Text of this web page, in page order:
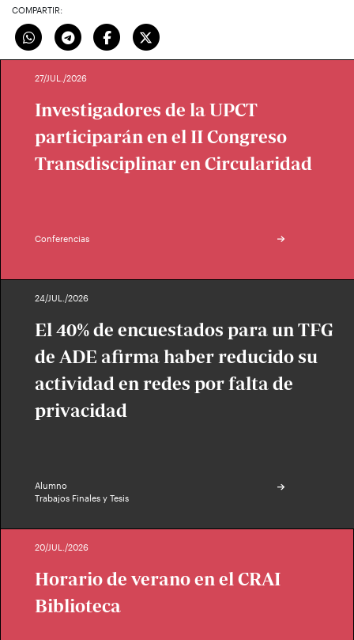
COMPARTIR:
27/JUL./2026
Investigadores de la UPCT
participarán en el II Congreso
Transdisciplinar en Circularidad
Conferencias
24/JUL./2026
El 40% de encuestados para un TFG
de ADE afirma haber reducido su
actividad en redes por falta de
privacidad
Alumno
Trabajos Finales y Tesis
20/JUL./2026
Horario de verano en el CRAI
Biblioteca